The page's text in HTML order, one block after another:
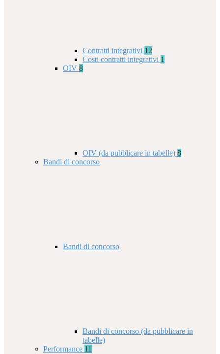
Contratti integrativi 12
Costi contratti integrativi 1
OIV 8
OIV (da pubblicare in tabelle) 8
Bandi di concorso
Bandi di concorso
Bandi di concorso (da pubblicare in
tabelle)
Performance 11